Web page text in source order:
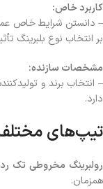
کاربرد خاص:
– دانستن شرایط خاص
بر انتخاب نوع بلبرینگ
مشخصات سازنده:
– انتخاب برند و
دارد.
تیپ‌های
رولبرینگ مخروطی تک
همزمان.